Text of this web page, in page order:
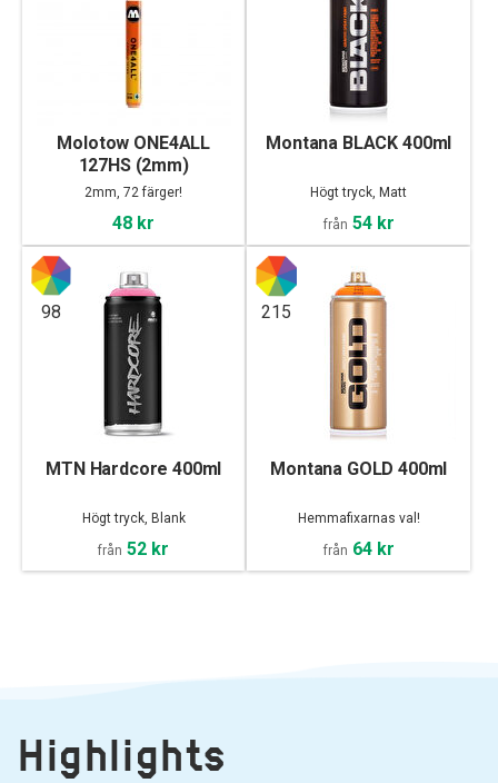
Molotow ONE4ALL
127HS (2mm)
2mm, 72 färger!
48 kr
Montana BLACK 400ml
Högt tryck, Matt
från 54 kr
98
MTN Hardcore 400ml
Högt tryck, Blank
från 52 kr
215
Montana GOLD 400ml
Hemmafixarnas val!
från 64 kr
Highlights